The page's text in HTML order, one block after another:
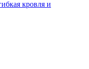
кровля и